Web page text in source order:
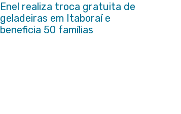
Enel realiza troca gratuita de
geladeiras em Itaboraí e
beneficia 50 famílias